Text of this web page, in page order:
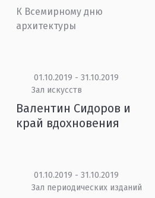
К Всемирному дню
архитектуры
01.10.2019 - 31.10.2019
Зал искусств
Валентин Сидоров и
край вдохновения
01.10.2019 - 31.10.2019
Зал периодических изданий